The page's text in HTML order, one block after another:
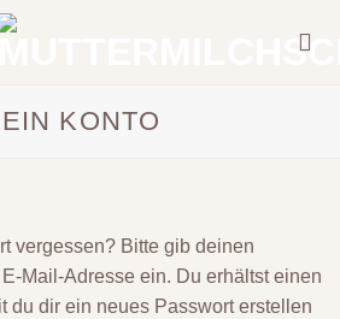
KONTO
vergessen? Bitte gib deinen
Mail-Adresse ein. Du erhältst einen
du dir ein neues Passwort erstellen